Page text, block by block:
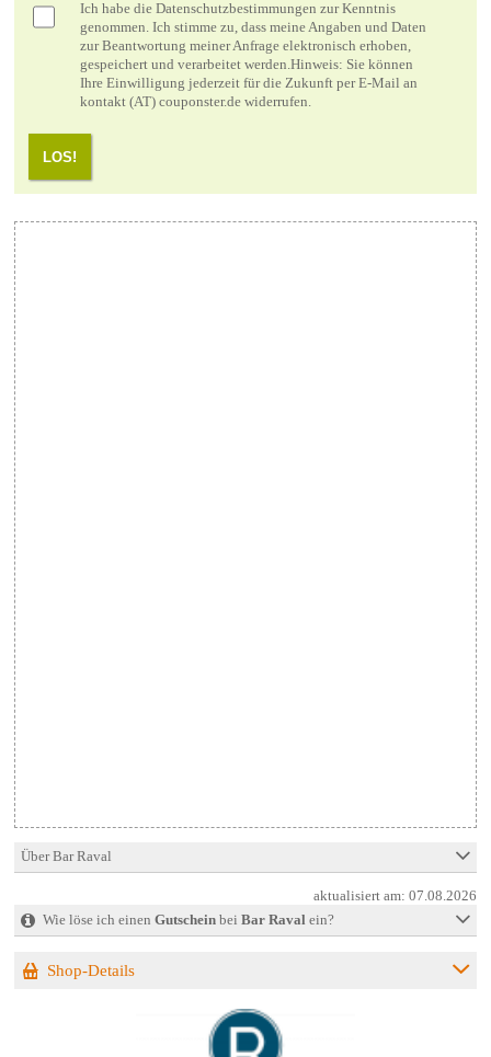
Ich habe die Datenschutzbestimmungen zur Kenntnis
genommen. Ich stimme zu, dass meine Angaben und Daten
zur Beantwortung meiner Anfrage elektronisch erhoben,
gespeichert und verarbeitet werden.Hinweis: Sie können
Ihre Einwilligung jederzeit für die Zukunft per E-Mail an
kontakt (AT) couponster.de widerrufen.
LOS!
Über Bar Raval
aktualisiert am:07.08.2026
Wie löse ich einen Gutscheinbei Bar Raval ein?
Shop-Details